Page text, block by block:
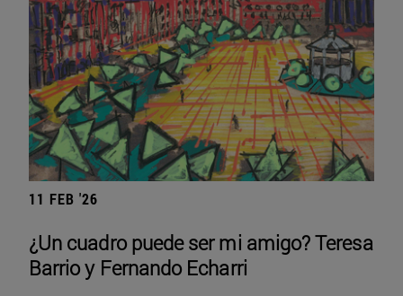
11 FEB '26
¿Un cuadro puede ser mi amigo? Teresa
Barrio y Fernando Echarri